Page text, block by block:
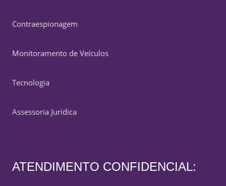
Contraespionagem
Monitoramento de Veículos
Tecnologia
Assessoria Jurídica
ATENDIMENTO CONFIDENCIAL: